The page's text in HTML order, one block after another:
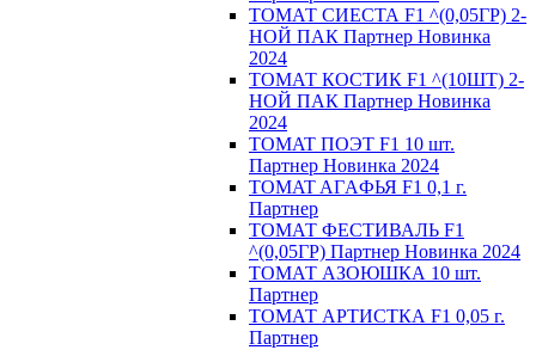
ТОМАТ СИЕСТА F1 ^(0,05ГР) 2-
НОЙ ПАК Партнер Новинка
2024
ТОМАТ КОСТИК F1 ^(10ШТ) 2-
НОЙ ПАК Партнер Новинка
2024
TOMAT ПOЭT F1 10 шт.
Пapтнeр Новинка 2024
TOMAT AГAФЬЯ F1 0,1 г.
Пapтнep
ТОМАТ ФЕСТИВАЛЬ F1
^(0,05ГР) Партнер Новинка 2024
ТОМАТ АЗОЮШКА 10 шт.
Партнер
ТОМАТ АРТИСТКА F1 0,05 г.
Партнер